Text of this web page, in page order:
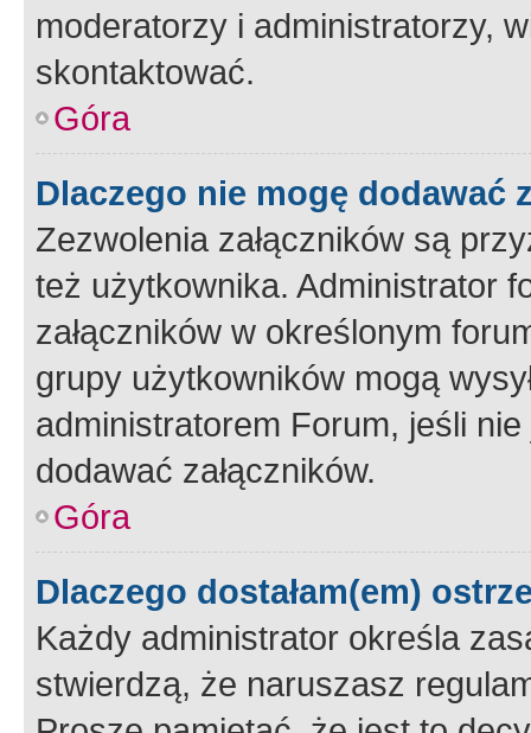
moderatorzy i administratorzy,
skontaktować.
Góra
Dlaczego nie mogę dodawać
Zezwolenia załączników są
też użytkownika. Administrator
załączników w określonym
grupy użytkowników mogą
administratorem Forum, jeśli
dodawać załączników.
Góra
Dlaczego dostałam(em)
Każdy administrator określa
stwierdzą, że naruszasz